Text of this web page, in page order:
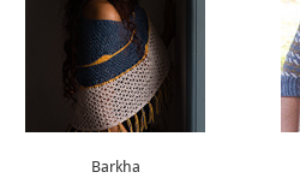
Barkha